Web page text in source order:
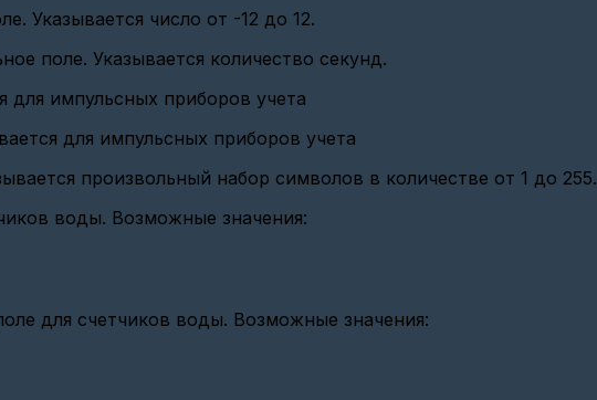
Указывается число от -12 до 12.
поле. Указывается количество секунд.
для импульсных приборов учета
для импульсных приборов учета
произвольный набор символов в количестве от 1 до 255.
воды. Возможные значения:
для счетчиков воды. Возможные значения: